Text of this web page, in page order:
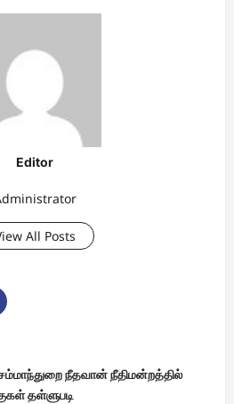
Editor
All Posts
நீதவான் நீதிமன்றத்தில்
தள்ளுபடி